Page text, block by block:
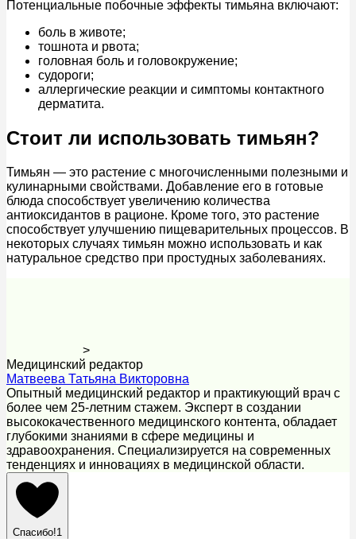
Потенциальные побочные эффекты тимьяна включают:
боль в животе;
тошнота и рвота;
головная боль и головокружение;
судороги;
аллергические реакции и симптомы контактного
дерматита.
Стоит ли использовать тимьян?
Тимьян — это растение с многочисленными полезными и
кулинарными свойствами. Добавление его в готовые
блюда способствует увеличению количества
антиоксидантов в рационе. Кроме того, это растение
способствует улучшению пищеварительных процессов. В
некоторых случаях тимьян можно использовать и как
натуральное средство при простудных заболеваниях.
>
Медицинский редактор
Матвеева Татьяна Викторовна
Опытный медицинский редактор и практикующий врач с
более чем 25-летним стажем. Эксперт в создании
высококачественного медицинского контента, обладает
глубокими знаниями в сфере медицины и
здравоохранения. Специализируется на современных
тенденциях и инновациях в медицинской области.
Спасибо!1